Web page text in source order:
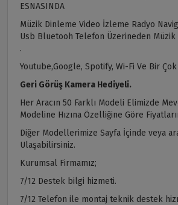
ESNASINDA
Müzik Dinleme Video İzleme Radyo
Usb Bluetooh Telefon Üzerineden
.
Youtube,Google, Spotify, Wi-Fi Ve Bir
Geri Görüş Kamera Hediyeli.
Her Aracın 50 Farklı Modeli Elimizde
Modeline Hızına Özelliğine Göre
Diğer Modellerimize Sayfa İçinde veya
Ulaşabilirsiniz.
Kurumsal Firmamız;
7/12 Destek bilgi hizmeti.
7/12 Telefon ile montaj teknik destek